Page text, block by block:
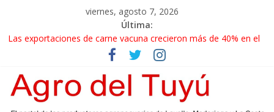
viernes, agosto 7, 2026
Última:
Las exportaciones de carne vacuna crecieron más de 40% en el
La miel, un motor de las economías regionales que enfrenta
nuevos desafíos para exportar
El gobierno bonaerense realizará un censo para actualizar el
mapa de la producción hortiflorícola